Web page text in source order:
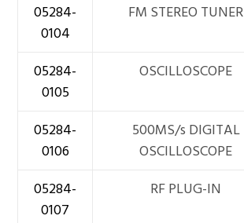
05284-
0104
FM STEREO TUNER
05284-
0105
OSCILLOSCOPE
05284-
0106
500MS/s DIGITAL
OSCILLOSCOPE
05284-
0107
RF PLUG-IN